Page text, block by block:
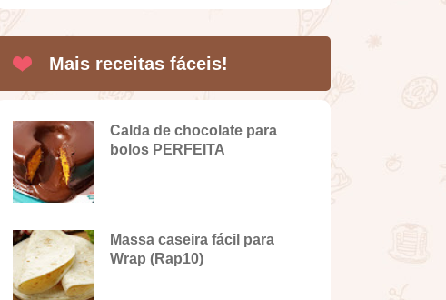
Mais receitas fáceis!
Calda de chocolate para
bolos PERFEITA
Massa caseira fácil para
Wrap (Rap10)